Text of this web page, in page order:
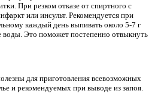
При резком отказе от спиртного с
или инсульт. Рекомендуется при
каждый день выпивать около 5-7 г
воды. Это поможет постепенно отвыкнуть
для приготовления всевозможных
и рекомендуемых при выводе из запоя.